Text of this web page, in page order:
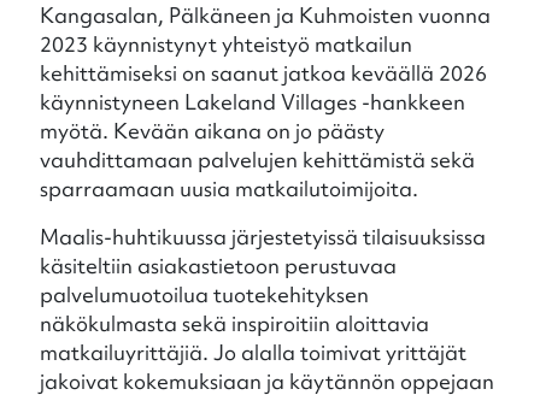
Kangasalan, Pälkäneen ja Kuhmoisten vuonna
2023 käynnistynyt yhteistyö matkailun
kehittämiseksi on saanut jatkoa keväällä 2026
käynnistyneen Lakeland Villages -hankkeen
myötä. Kevään aikana on jo päästy
vauhdittamaan palvelujen kehittämistä sekä
sparraamaan uusia matkailutoimijoita.
Maalis-huhtikuussa järjestetyissä tilaisuuksissa
käsiteltiin asiakastietoon perustuvaa
palvelumuotoilua tuotekehityksen
näkökulmasta sekä inspiroitiin aloittavia
matkailuyrittäjiä. Jo alalla toimivat yrittäjät
jakoivat kokemuksiaan ja käytännön oppejaan